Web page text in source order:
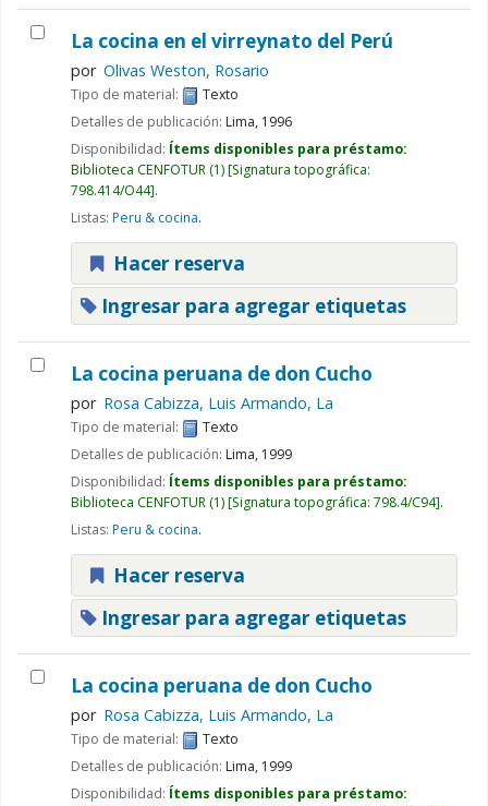
La cocina en el virreynato del Perú
por Olivas Weston, Rosario
Tipo de material:
Texto
Detalles de publicación: Lima, 1996
Disponibilidad: Ítems disponibles para préstamo:
Biblioteca CENFOTUR (1) Signatura topográfica:
798.414/O44 .
Listas: Peru & cocina.
Hacer reserva
Ingresar para agregar etiquetas
La cocina peruana de don Cucho
por Rosa Cabizza, Luis Armando, La
Tipo de material:
Texto
Detalles de publicación: Lima, 1999
Disponibilidad: Ítems disponibles para préstamo:
Biblioteca CENFOTUR (1) Signatura topográfica: 798.4/C94 .
Listas: Peru & cocina.
Hacer reserva
Ingresar para agregar etiquetas
La cocina peruana de don Cucho
por Rosa Cabizza, Luis Armando, La
Tipo de material:
Texto
Detalles de publicación: Lima, 1999
Disponibilidad: Ítems disponibles para préstamo: